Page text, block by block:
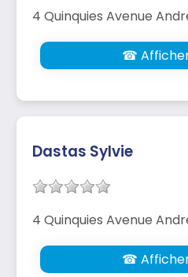
4 Quinquies Avenue
☎ Afficher
Dastas Sylvie
4 Quinquies Avenue
☎ Afficher